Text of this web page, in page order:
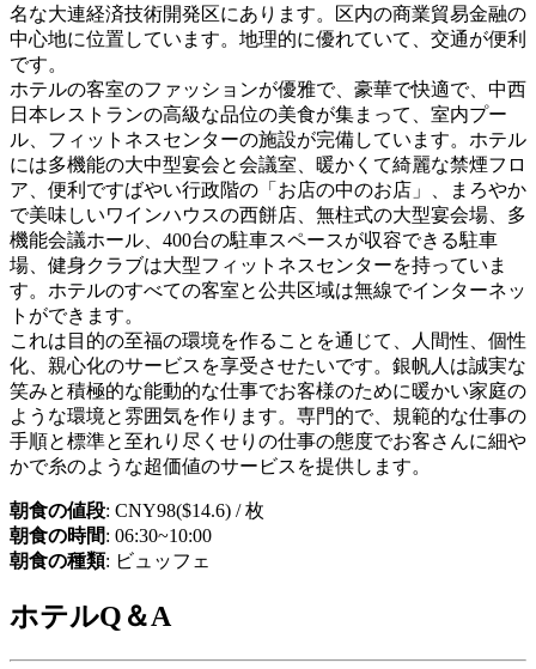
名な大連経済技術開発区にあります。区内の商業貿易金融の
中心地に位置しています。地理的に優れていて、交通が便利
です。
ホテルの客室のファッションが優雅で、豪華で快適で、中西
日本レストランの高級な品位の美食が集まって、室内プー
ル、フィットネスセンターの施設が完備しています。ホテル
には多機能の大中型宴会と会議室、暖かくて綺麗な禁煙フロ
ア、便利ですばやい行政階の「お店の中のお店」、まろやか
で美味しいワインハウスの西餅店、無柱式の大型宴会場、多
機能会議ホール、400台の駐車スペースが収容できる駐車
場、健身クラブは大型フィットネスセンターを持っていま
す。ホテルのすべての客室と公共区域は無線でインターネッ
トができます。
これは目的の至福の環境を作ることを通じて、人間性、個性
化、親心化のサービスを享受させたいです。銀帆人は誠実な
笑みと積極的な能動的な仕事でお客様のために暖かい家庭の
ような環境と雰囲気を作ります。専門的で、規範的な仕事の
手順と標準と至れり尽くせりの仕事の態度でお客さんに細や
かで糸のような超価値のサービスを提供します。
朝食の値段: CNY98($14.6) / 枚
朝食の時間: 06:30~10:00
朝食の種類: ビュッフェ
ホテルQ＆A